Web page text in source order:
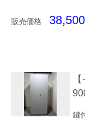
販売価格
鍵